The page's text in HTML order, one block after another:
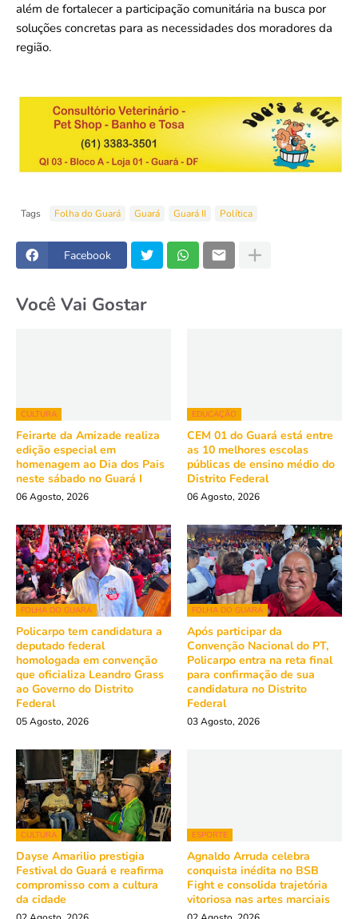
além de fortalecer a participação comunitária na busca por
soluções concretas para as necessidades dos moradores da
região.
Tags Folha do Guará Guará Guará II Política
Facebook
Você Vai Gostar
CULTURA
Feirarte da Amizade realiza
edição especial em
homenagem ao Dia dos Pais
neste sábado no Guará I
06 Agosto, 2026
EDUCAÇÃO
CEM 01 do Guará está entre
as 10 melhores escolas
públicas de ensino médio do
Distrito Federal
06 Agosto, 2026
FOLHA DO GUARÁ
Policarpo tem candidatura a
deputado federal
homologada em convenção
que oficializa Leandro Grass
ao Governo do Distrito
Federal
05 Agosto, 2026
FOLHA DO GUARÁ
Após participar da
Convenção Nacional do PT,
Policarpo entra na reta final
para confirmação de sua
candidatura no Distrito
Federal
03 Agosto, 2026
CULTURA
Dayse Amarilio prestigia
Festival do Guará e reafirma
compromisso com a cultura
da cidade
ESPORTE
Agnaldo Arruda celebra
conquista inédita no BSB
Fight e consolida trajetória
vitoriosa nas artes marciais